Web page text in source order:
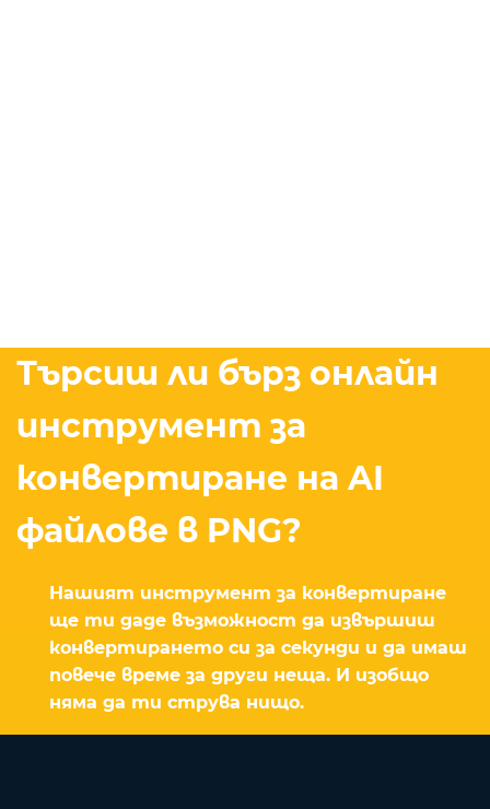
Търсиш ли бърз онлайн
инструмент за
конвертиране на AI
файлове в PNG?
Нашият инструмент за конвертиране
ще ти даде възможност да извършиш
конвертирането си за секунди и да имаш
повече време за други неща. И изобщо
няма да ти струва нищо.